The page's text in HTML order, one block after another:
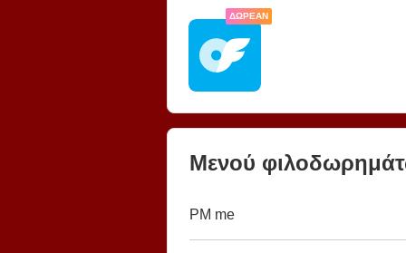
ΔΩΡΕΆΝ
Μενού
PM me